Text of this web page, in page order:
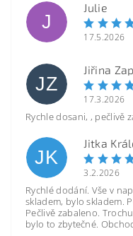
J
Julie
17.5.2026
JZ
Jiřina
17.3.2026
Rychle dosani, , pečlivě
JK
Jitka
3.2.2026
Rychlé dodání. Vše v
skladem, bylo skladem.
Pečlivě zabaleno.
bylo to zbytečné.